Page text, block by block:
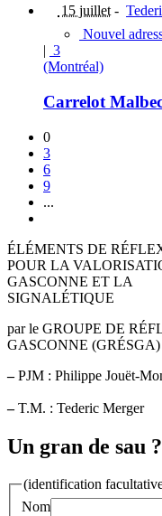
15 juillet -
Nouvel
| 3
(Montréal)
Carrelot
0
3
6
9
...
ÉLÉMENTS DE
POUR LA
GASCONNE ET LA
SIGNALÉTIQUE
par le GROUPE DE
GASCONNE (GRÉSGA)
–PJM : Philippe Jouët-
–T.M. : Tederic Merger
Un gran de sau ?
(identification
Nom